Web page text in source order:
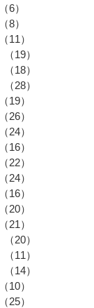
（6）
（8）
（11）
（19）
（18）
（28）
（19）
（26）
（24）
（16）
（22）
（24）
（16）
（20）
（21）
（20）
（11）
（14）
（10）
（25）